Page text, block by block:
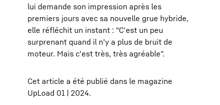
lui demande son impression après les
premiers jours avec sa nouvelle grue hybride,
elle réfléchit un instant : "C'est un peu
surprenant quand il n'y a plus de bruit de
moteur. Mais c'est très, très agréable".
Cet article a été publié dans le magazine
UpLoad 01 | 2024.